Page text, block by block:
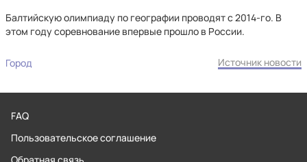
Балтийскую олимпиаду по географии проводят с 2014-го. В
этом году соревнование впервые прошло в России.
Город Источник новости
FAQ
Пользовательское соглашение